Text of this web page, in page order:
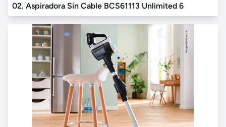
02. Aspiradora Sin Cable BCS61113 Unlimited 6